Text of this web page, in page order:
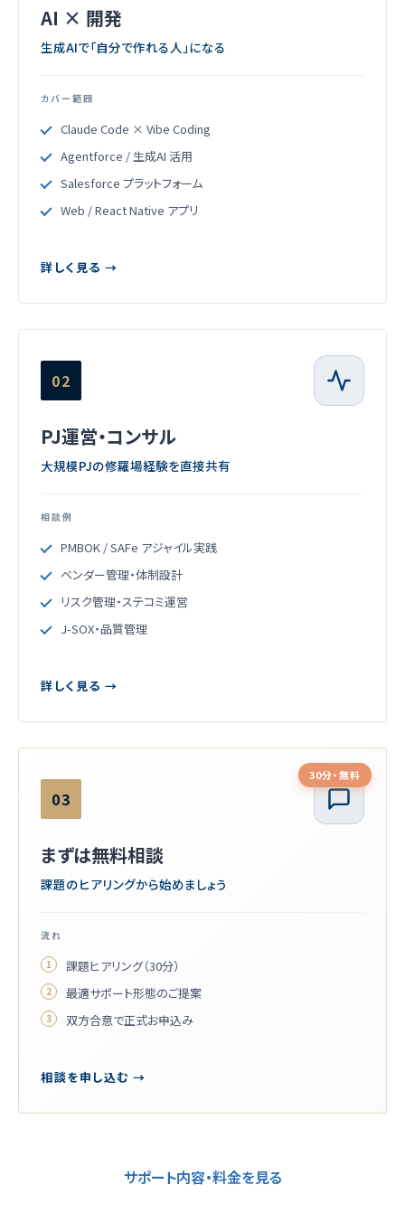
AI × 開発
生成AIで「自分で作れる人」になる
カバー範囲
Claude Code × Vibe Coding
Agentforce / 生成AI 活用
Salesforce プラットフォーム
Web / React Native アプリ
詳しく見る →
02
PJ運営・コンサル
大規模PJの修羅場経験を直接共有
相談例
PMBOK / SAFe アジャイル実践
ベンダー管理・体制設計
リスク管理・ステコミ運営
J-SOX・品質管理
詳しく見る →
30分・無料
03
まずは無料相談
課題のヒアリングから始めましょう
流れ
課題ヒアリング（30分）
最適サポート形態のご提案
双方合意で正式お申込み
相談を申し込む →
サポート内容・料金を見る